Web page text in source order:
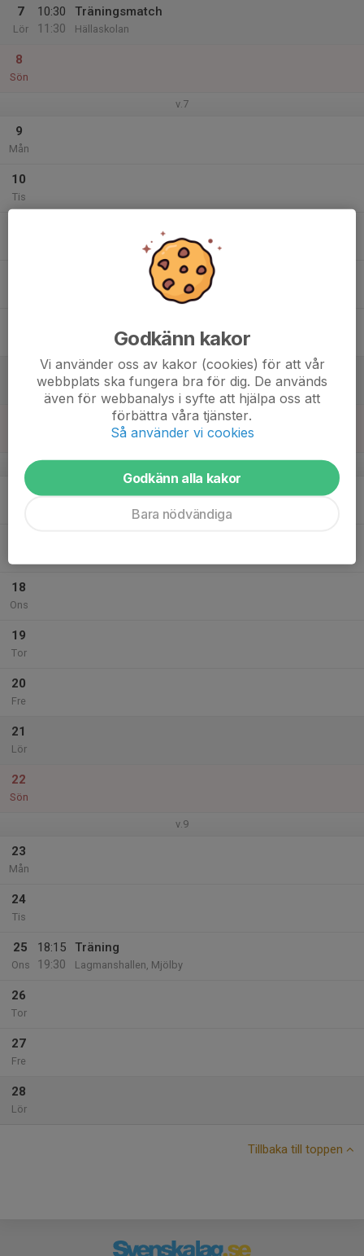
7
Lör
10:30
11:30
Träningsmatch
Hällaskolan
8
Sön
v.7
9
Mån
10
Tis
Lagmanshallen, Mjölby
v.8
18
Ons
19
Tor
20
Fre
21
Lör
22
Sön
v.9
23
Mån
24
Tis
25
Ons
18:15
19:30
Träning
Lagmanshallen, Mjölby
26
Tor
27
Fre
28
Lör
Tillbaka till toppen
Godkänn kakor
Vi använder oss av kakor (cookies) för att vår
webbplats ska fungera bra för dig. De används
även för webbanalys i syfte att hjälpa oss att
förbättra våra tjänster.
Så använder vi cookies
Godkänn alla kakor
Bara nödvändiga